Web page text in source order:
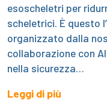
esoscheletri per
scheletrici. È questo
organizzato dalla
collaborazione con
nella sicurezza…
Leggi di più